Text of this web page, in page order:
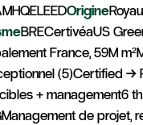
Origine
BRECertivéaUS
France, 59M
(5)Certified →
+ management6
de projet,